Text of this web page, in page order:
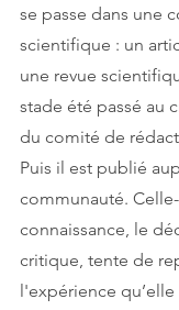
se passe dans une
scientifique : un
une revue
stade été passé au
du comité de
Puis il est publié
communauté.
connaissance, le
critique, tente de
l'expérience